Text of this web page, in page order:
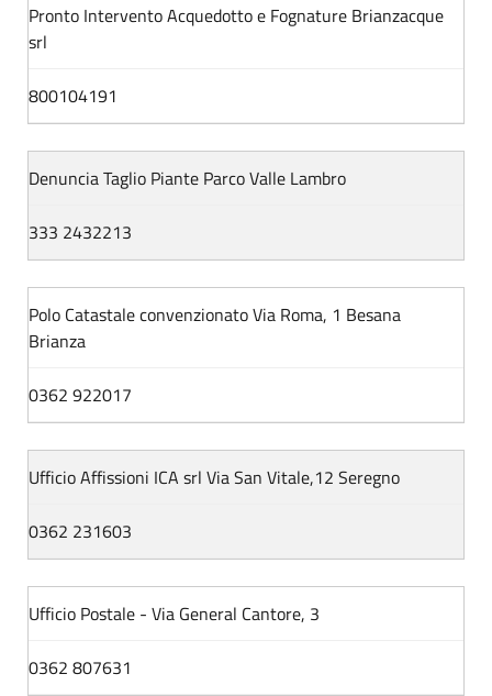
Pronto Intervento Acquedotto e Fognature Brianzacque
srl
800104191
Denuncia Taglio Piante Parco Valle Lambro
333 2432213
Polo Catastale convenzionato Via Roma, 1 Besana
Brianza
0362 922017
Ufficio Affissioni ICA srl Via San Vitale,12 Seregno
0362 231603
Ufficio Postale - Via General Cantore, 3
0362 807631